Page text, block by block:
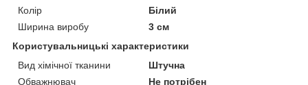
Колір
Білий
Ширина виробу
3 см
Користувальницькі характеристики
Вид хімічної тканини
Штучна
Обважнювач
Не потрібен